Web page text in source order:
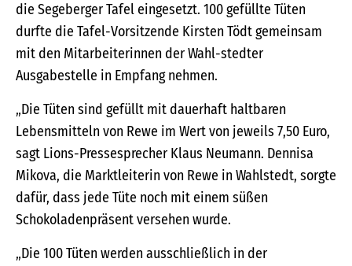
die Segeberger Tafel eingesetzt. 100 gefüllte Tüten
durfte die Tafel-Vorsitzende Kirsten Tödt gemeinsam
mit den Mitarbeiterinnen der Wahl-stedter
Ausgabestelle in Empfang nehmen.
„Die Tüten sind gefüllt mit dauerhaft haltbaren
Lebensmitteln von Rewe im Wert von jeweils 7,50 Euro,
sagt Lions-Pressesprecher Klaus Neumann. Dennisa
Mikova, die Marktleiterin von Rewe in Wahlstedt, sorgte
dafür, dass jede Tüte noch mit einem süßen
Schokoladenpräsent versehen wurde.
„Die 100 Tüten werden ausschließlich in der